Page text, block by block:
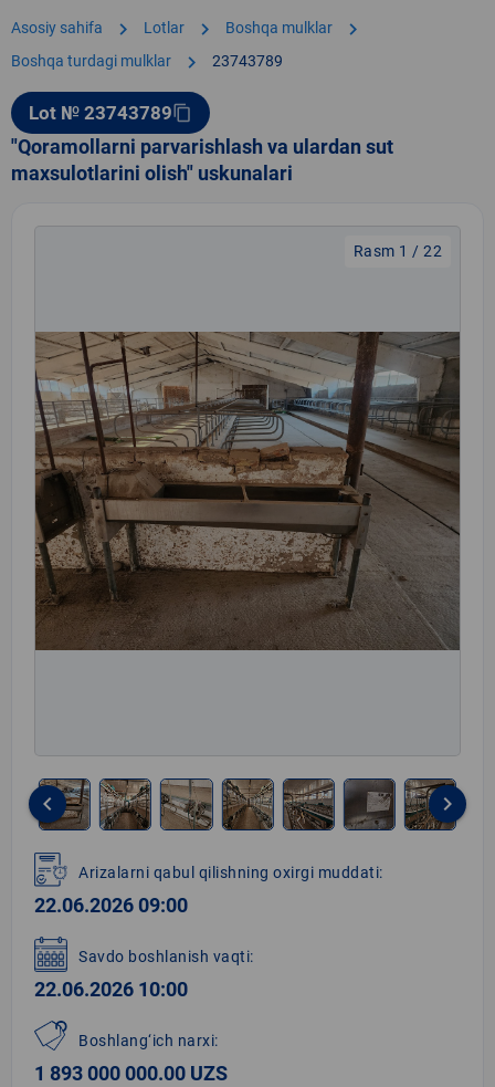
Asosiy sahifa chevron_right Lotlar chevron_right Boshqa mulklar chevron_right
Boshqa turdagi mulklar chevron_right 23743789
Lot № 23743789content_copy
"Qoramollarni parvarishlash va ulardan sut
maxsulotlarini olish" uskunalari
Rasm 1 / 22
1
of
22
keyboard_arrow_left keyboard_arrow_right
Arizalarni qabul qilishning oxirgi muddati:
22.06.2026 09:00
Savdo boshlanish vaqti:
22.06.2026 10:00
Boshlang‘ich narxi:
1 893 000 000.00 UZS